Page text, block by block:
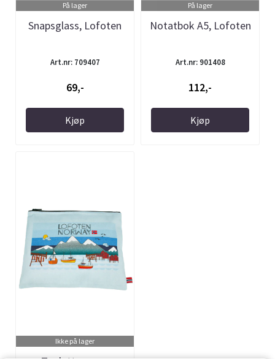
På lager
Snapsglass, Lofoten
Art.nr: 709407
69,-
Kjøp
På lager
Notatbok A5, Lofoten
Art.nr: 901408
112,-
Kjøp
Ikke på lager